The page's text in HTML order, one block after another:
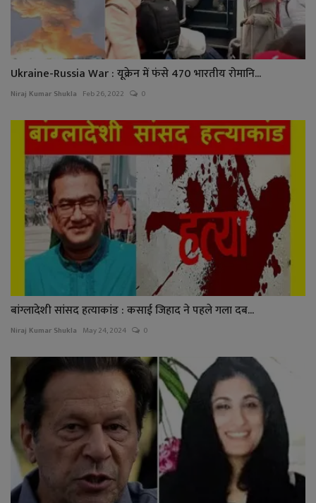
Ukraine-Russia War : यूक्रेन में फंसे 470 भारतीय रोमानि...
Niraj Kumar Shukla Feb 26, 2022 0
बांग्लादेशी सांसद हत्याकांड : कसाई जिहाद ने पहले गला दब...
Niraj Kumar Shukla May 24, 2024 0